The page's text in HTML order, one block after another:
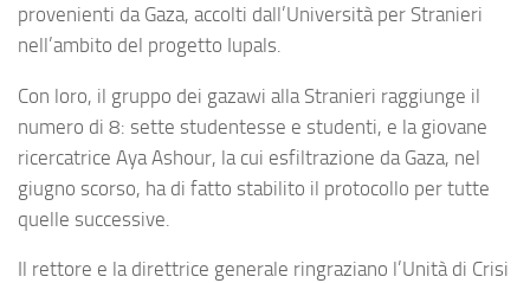
provenienti da Gaza, accolti dall’Università per Stranieri
nell’ambito del progetto Iupals.
Con loro, il gruppo dei gazawi alla Stranieri raggiunge il
numero di 8: sette studentesse e studenti, e la giovane
ricercatrice Aya Ashour, la cui esfiltrazione da Gaza, nel
giugno scorso, ha di fatto stabilito il protocollo per tutte
quelle successive.
Il rettore e la direttrice generale ringraziano l’Unità di Crisi